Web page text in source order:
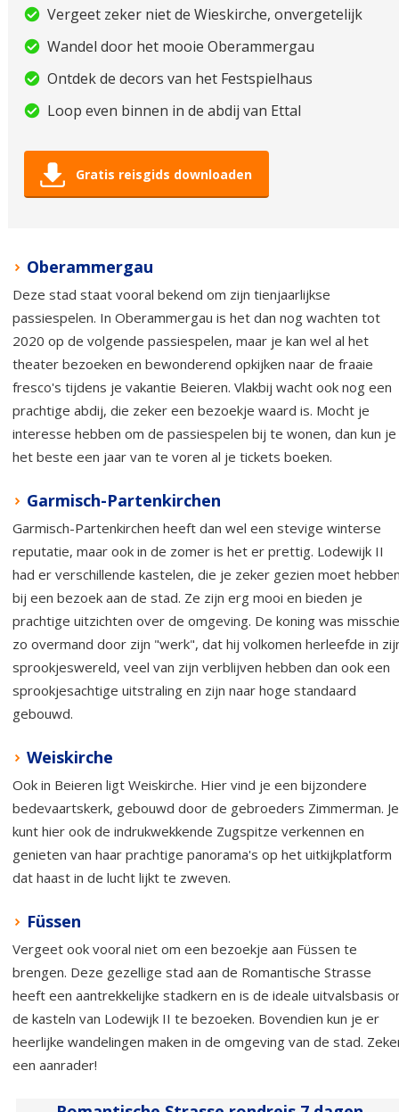
Vergeet zeker niet de Wieskirche, onvergetelijk
Wandel door het mooie Oberammergau
Ontdek de decors van het Festspielhaus
Loop even binnen in de abdij van Ettal
Gratis reisgids downloaden
Oberammergau
Deze stad staat vooral bekend om zijn tienjaarlijkse
passiespelen. In Oberammergau is het dan nog wachten tot
2020 op de volgende passiespelen, maar je kan wel al het
theater bezoeken en bewonderend opkijken naar de fraaie
fresco's tijdens je vakantie Beieren. Vlakbij wacht ook nog een
prachtige abdij, die zeker een bezoekje waard is. Mocht je
interesse hebben om de passiespelen bij te wonen, dan kun je
het beste een jaar van te voren al je tickets boeken.
Garmisch-Partenkirchen
Garmisch-Partenkirchen heeft dan wel een stevige winterse
reputatie, maar ook in de zomer is het er prettig. Lodewijk II
had er verschillende kastelen, die je zeker gezien moet
bij een bezoek aan de stad. Ze zijn erg mooi en bieden je
prachtige uitzichten over de omgeving. De koning was
zo overmand door zijn "werk", dat hij volkomen herleefde in
sprookjeswereld, veel van zijn verblijven hebben dan ook een
sprookjesachtige uitstraling en zijn naar hoge standaard
gebouwd.
Weiskirche
Ook in Beieren ligt Weiskirche. Hier vind je een bijzondere
bedevaartskerk, gebouwd door de gebroeders Zimmerman. Je
kunt hier ook de indrukwekkende Zugspitze verkennen en
genieten van haar prachtige panorama's op het uitkijkplatform
dat haast in de lucht lijkt te zweven.
Füssen
Vergeet ook vooral niet om een bezoekje aan Füssen te
brengen. Deze gezellige stad aan de Romantische Strasse
heeft een aantrekkelijke stadkern en is de ideale uitvalsbasis
de kasteln van Lodewijk II te bezoeken. Bovendien kun je er
heerlijke wandelingen maken in de omgeving van de stad.
een aanrader!